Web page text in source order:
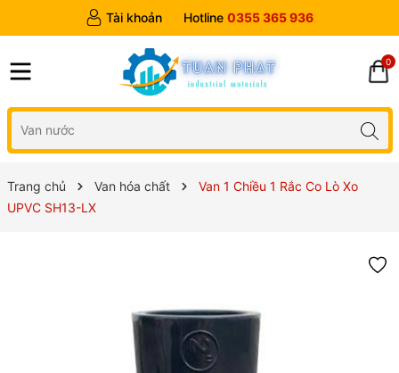
Tài khoản Hotline 0355 365 936
0
Trang chủ Van hóa chất
Van 1 Chiều 1 Rắc Co Lò Xo
UPVC SH13-LX